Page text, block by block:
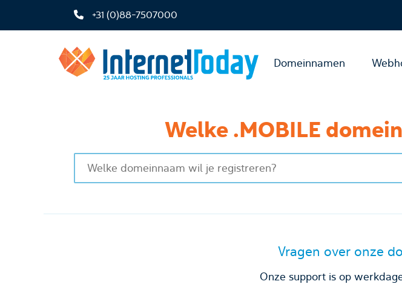
+31 (0)88-7507000
Domeinnamen
Welke .MOBILE
Vragen over onze
Onze support is op